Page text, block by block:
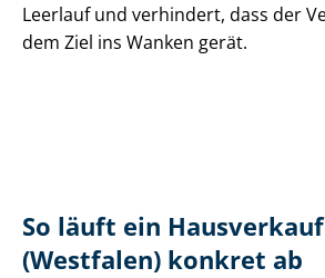
Leerlauf und verhindert, dass der
dem Ziel ins Wanken gerät.
So läuft ein
(Westfalen) konkret ab